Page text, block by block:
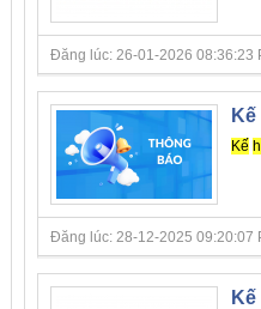
Đăng lúc: 26-01-2026 08:36:23
Kế
Đăng lúc: 28-12-2025 09:20:07